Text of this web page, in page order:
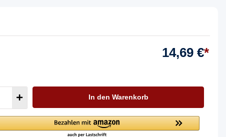
14,69 €*
In den Warenkorb